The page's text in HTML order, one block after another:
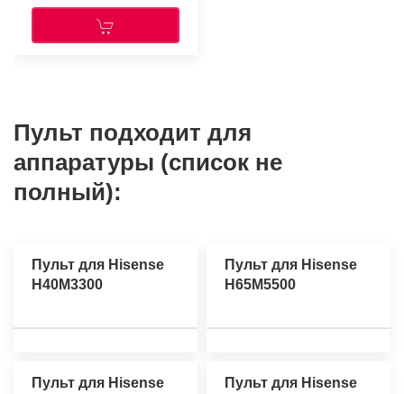
Пульт подходит для
аппаратуры (список не
полный):
Пульт для Hisense
H40M3300
Пульт для Hisense
H65M5500
Пульт для Hisense
Пульт для Hisense